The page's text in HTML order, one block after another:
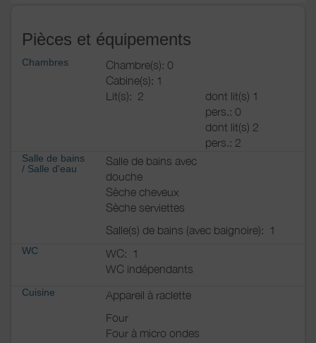
Pièces et équipements
Chambres
Chambre(s): 0
Cabine(s): 1
Lit(s): 2
dont lit(s) 1
pers.: 0
dont lit(s) 2
pers.: 2
Salle de bains
/ Salle d'eau
Salle de bains avec
douche
Sèche cheveux
Sèche serviettes
Salle(s) de bains (avec baignoire):
1
WC WC:
1
WC indépendants
Cuisine
Appareil à raclette
Four
Four à micro ondes